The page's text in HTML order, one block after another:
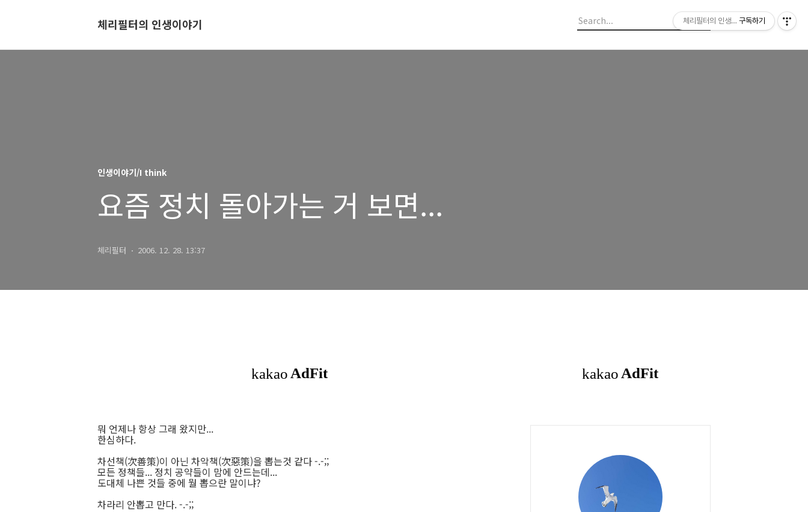
체리필터의 인생이야기
인생이야기/I think
요즘 정치 돌아가는 거 보면...
체리필터 2006. 12. 28. 13:37
뭐 언제나 항상 그래 왔지만...
한심하다.
차선책(次善策)이 아닌 차악책(次惡策)을 뽑는것 같다 -.-;;
모든 정책들... 정치 공약들이 맘에 안드는데...
도대체 나쁜 것들 중에 뭘 뽑으란 말이냐?
차라리 안뽑고 만다. -.-;;
체리필터의 인생이야기구독하기